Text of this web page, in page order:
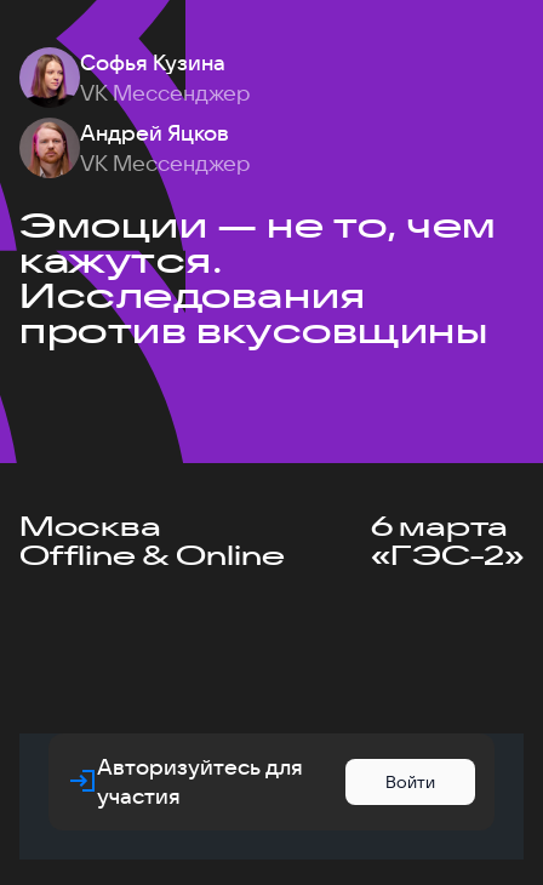
Софья Кузина
VK Мессенджер
Андрей Яцков
VK Мессенджер
Эмоции — не то, чем
кажутся.
Исследования
против вкусовщины
Москва
Offline & Online
6 марта
«ГЭС-2»
Авторизуйтесь для
участия
Войти